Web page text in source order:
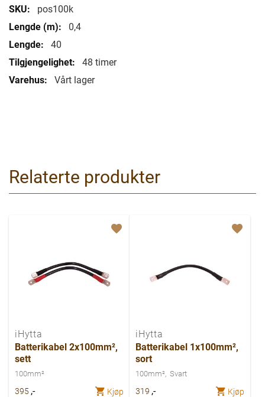
Mer
informasjon
pos100k
0,4
40
48 timer
Vårt lager
Relaterte produkter
iHytta
Batterikabel 2x100mm²,
sett
100mm²
395 ,- Kjøp
iHytta
Batterikabel 1x100mm²,
sort
100mm² Svart
319 ,- Kjøp